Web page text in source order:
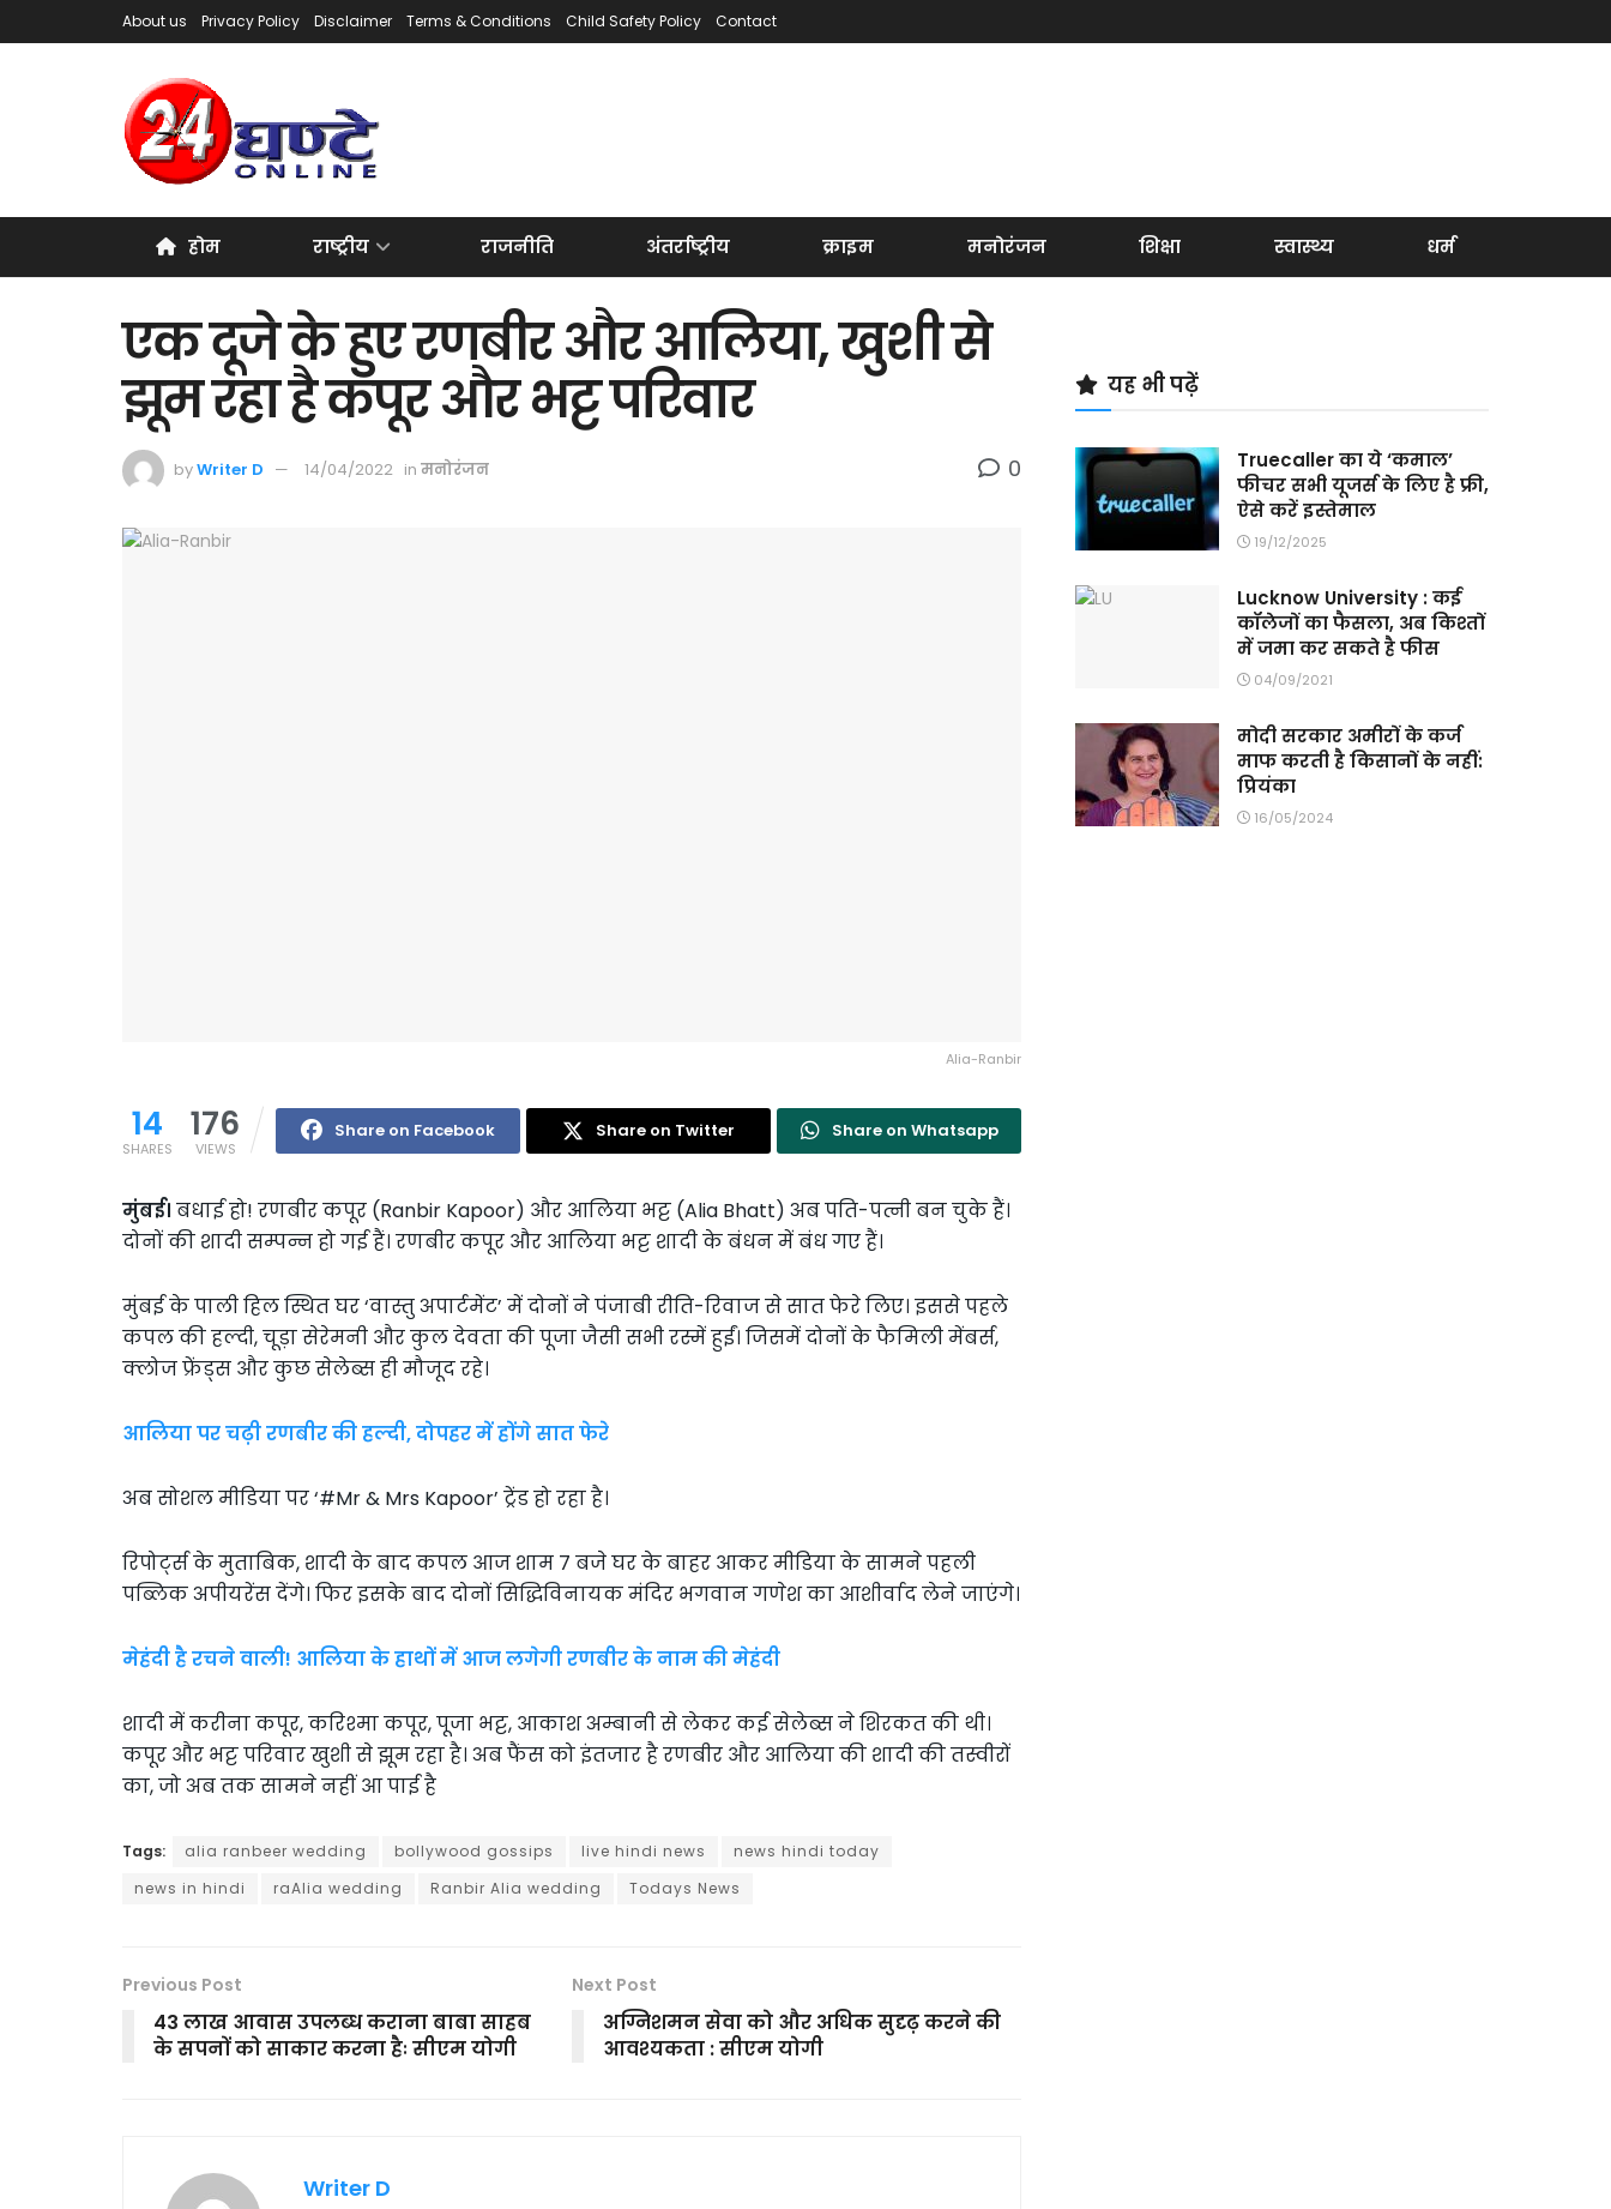
About us Privacy Policy Disclaimer Terms & Conditions Child Safety Policy Contact
होम राष्ट्रीय राजनीति अंतर्राष्ट्रीय क्राइम मनोरंजन शिक्षा स्वास्थ्य धर्म
एक दूजे के हुए रणबीर और आलिया, खुशी से
झूम रहा है कपूर और भट्ट परिवार
byWriter D 14/04/2022 in मनोरंजन 0
Alia-Ranbir
14
SHARES
176
VIEWS
Share on Facebook Share on Twitter Share on Whatsapp
मुंबई। बधाई हो! रणबीर कपूर (Ranbir Kapoor) और आलिया भट्ट (Alia Bhatt) अब पति-पत्नी बन चुके हैं।
दोनों की शादी सम्पन्न हो गई हैं। रणबीर कपूर और आलिया भट्ट शादी के बंधन में बंध गए हैं।
मुंबई के पाली हिल स्थित घर ‘वास्तु अपार्टमेंट’ में दोनों ने पंजाबी रीति-रिवाज से सात फेरे लिए। इससे पहले
कपल की हल्दी, चूड़ा सेरेमनी और कुल देवता की पूजा जैसी सभी रस्में हुईं। जिसमें दोनों के फैमिली मेंबर्स,
क्लोज फ्रेंड्स और कुछ सेलेब्स ही मौजूद रहे।
आलिया पर चढ़ी रणबीर की हल्दी, दोपहर में होंगे सात फेरे
अब सोशल मीडिया पर ‘#Mr & Mrs Kapoor’ ट्रेंड हो रहा है।
रिपोर्ट्स के मुताबिक, शादी के बाद कपल आज शाम 7 बजे घर के बाहर आकर मीडिया के सामने पहली
पब्लिक अपीयरेंस देंगे। फिर इसके बाद दोनों सिद्धिविनायक मंदिर भगवान गणेश का आशीर्वाद लेने जाएंगे।
मेहंदी है रचने वाली! आलिया के हाथों में आज लगेगी रणबीर के नाम की मेहंदी
शादी में करीना कपूर, करिश्मा कपूर, पूजा भट्ट, आकाश अम्बानी से लेकर कई सेलेब्स ने शिरकत की थी।
कपूर और भट्ट परिवार खुशी से झूम रहा है। अब फैंस को इंतजार है रणबीर और आलिया की शादी की तस्वीरों
का, जो अब तक सामने नहीं आ पाई है
Tags: alia ranbeer wedding bollywood gossips live hindi news
news hindi today
news in hindi
raAlia wedding Ranbir Alia wedding Todays News
Previous Post
43 लाख आवास उपलब्ध कराना बाबा साहब
के सपनों को साकार करना हैः सीएम योगी
Next Post
अग्निशमन सेवा को और अधिक सुदृढ़ करने की
आवश्यकता : सीएम योगी
Writer D
यह भी पढ़ें
Truecaller का ये ‘कमाल’
फीचर सभी यूजर्स के लिए है फ्री,
ऐसे करें इस्तेमाल
19/12/2025
Lucknow University : कई
कॉलेजों का फैसला, अब किश्तों
में जमा कर सकते है फीस
04/09/2021
मोदी सरकार अमीरों के कर्ज
माफ करती है किसानों के नहीं:
प्रियंका
16/05/2024